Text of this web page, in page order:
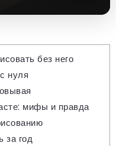
без него
нуля
мифы и правда
за год